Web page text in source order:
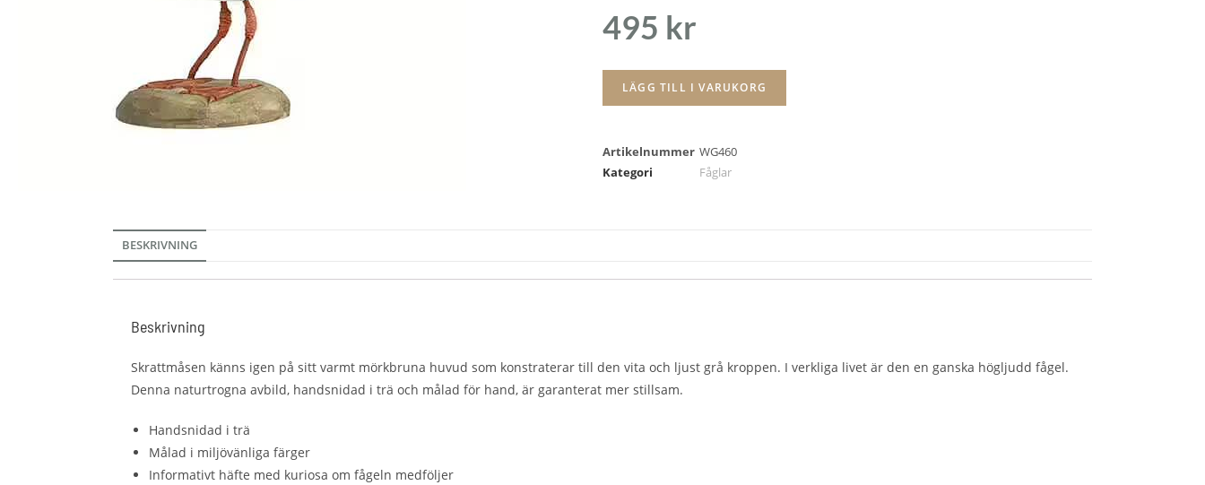
495 kr
LÄGG TILL I VARUKORG
Artikelnummer WG460
Kategori
Fåglar
BESKRIVNING
Beskrivning
Skrattmåsen känns igen på sitt varmt mörkbruna huvud som konstraterar till den vita och ljust grå kroppen. I verkliga livet är den en ganska högljudd fågel.
Denna naturtrogna avbild, handsnidad i trä och målad för hand, är garanterat mer stillsam.
Handsnidad i trä
Målad i miljövänliga färger
Informativt häfte med kuriosa om fågeln medföljer